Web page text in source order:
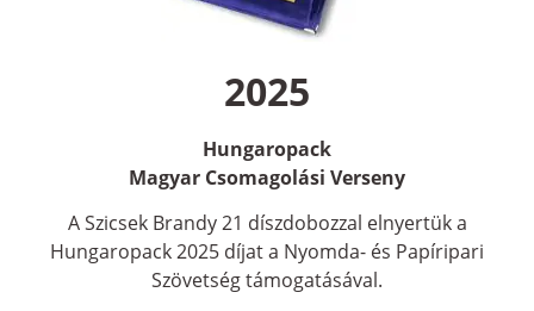
2025
Hungaropack
Magyar Csomagolási Verseny
A Szicsek Brandy 21 díszdobozzal elnyertük a
Hungaropack 2025 díjat a Nyomda- és Papíripari
Szövetség támogatásával.